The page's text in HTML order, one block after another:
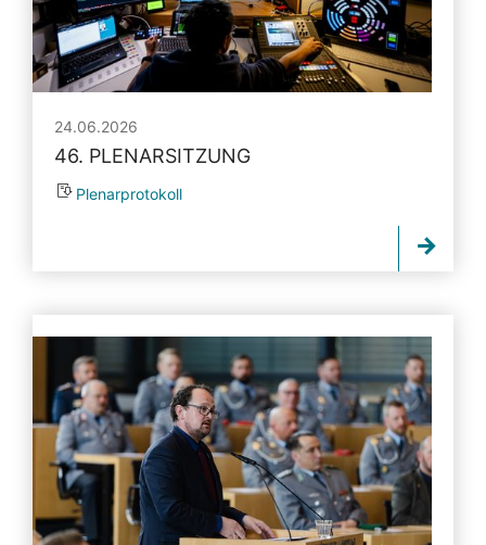
24.06.2026
46. PLENARSITZUNG
Plenarprotokoll